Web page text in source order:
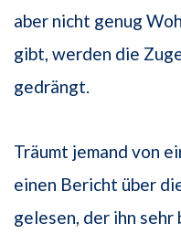
aber nicht genug
gibt, werden die
gedrängt.
Träumt jemand von
einen Bericht über
gelesen, der ihn